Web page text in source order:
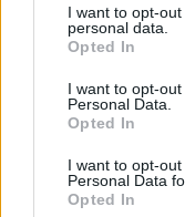
I want to opt-
personal data.
Opted In
I want to opt-
Personal Data.
Opted In
I want to opt-
Personal Data
Opted In